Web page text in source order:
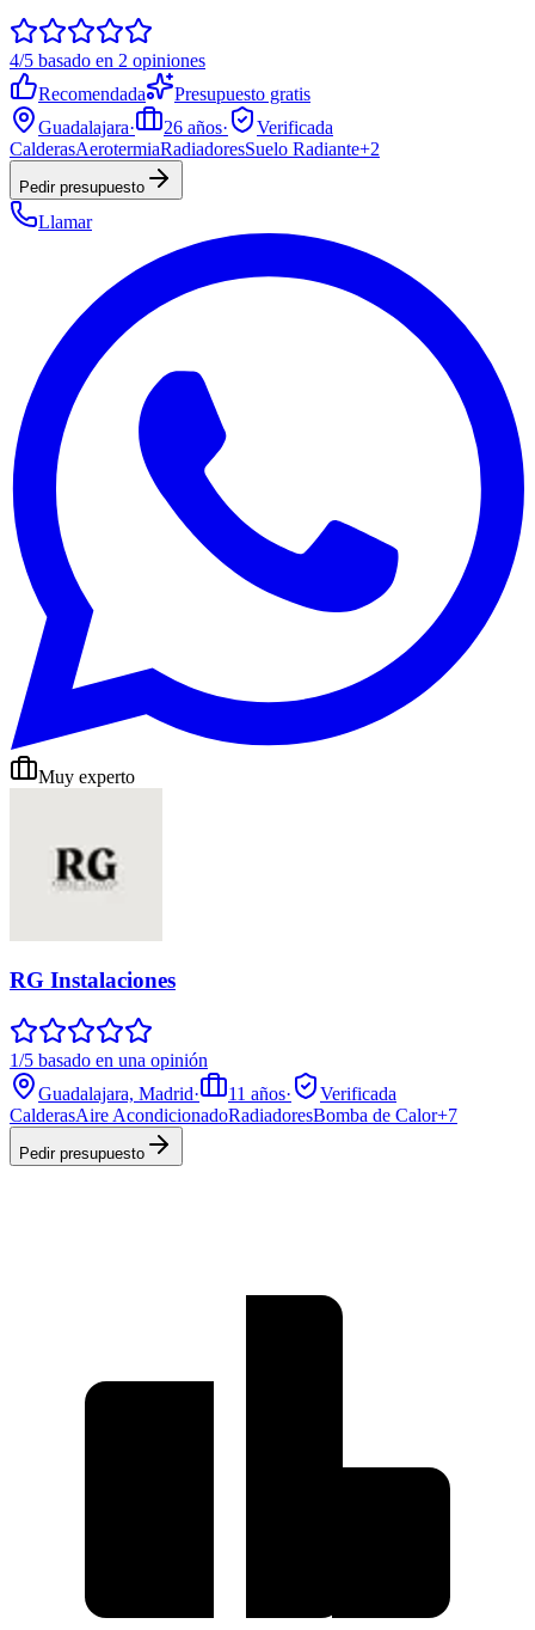
4/5 basado en 2 opiniones
Recomendada
Presupuesto gratis
Guadalajara· 26 años·
Verificada
CalderasAerotermiaRadiadoresSuelo Radiante+2
Pedir presupuesto
Llamar
Muy experto
RG Instalaciones
1/5 basado en una opinión
Guadalajara, Madrid· 11 años·
Verificada
CalderasAire AcondicionadoRadiadoresBomba de Calor+7
Pedir presupuesto